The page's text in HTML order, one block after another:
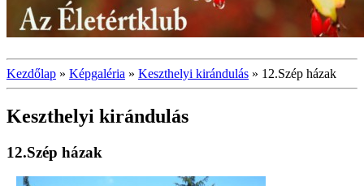
Kezdőlap » Képgaléria » Keszthelyi kirándulás » 12.Szép házak
Keszthelyi kirándulás
12.Szép házak